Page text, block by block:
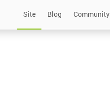
Site Blog Community